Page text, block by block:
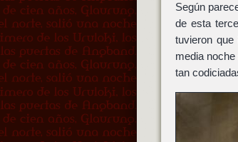
Según
de esta
tuvieron
media
tan